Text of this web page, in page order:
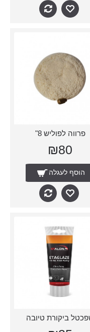
פרווה לפוליש 8"
₪80
הוסף לעגלה
ביקורת טיובה